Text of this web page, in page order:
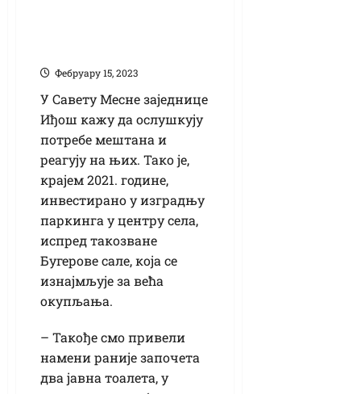
Фебруарy 15, 2023
У Савету Месне заједнице
Иђош кажу да ослушкују
потребе мештана и
реагују на њих. Тако је,
крајем 2021. године,
инвестирано у изградњу
паркинга у центру села,
испред такозване
Бугерове сале, која се
изнајмљује за већа
окупљања.
– Такође смо привели
намени раније започета
два јавна тоалета, у